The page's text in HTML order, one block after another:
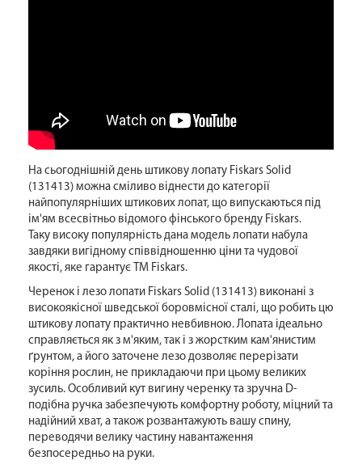
На сьогоднішній день штикову лопату Fiskars Solid
(131413) можна сміливо віднести до категорії
найпопулярніших штикових лопат, що випускаються під
ім'ям всесвітньо відомого фінського бренду Fiskars.
Таку високу популярність дана модель лопати набула
завдяки вигідному співвідношенню ціни та чудової
якості, яке гарантує ТМ Fiskars.
Черенок і лезо лопати Fiskars Solid (131413) виконані з
високоякісної шведської боровмісної сталі, що робить цю
штикову лопату практично невбивною. Лопата ідеально
справляється як з м'яким, так і з жорстким кам'янистим
ґрунтом, а його заточене лезо дозволяє перерізати
коріння рослин, не прикладаючи при цьому великих
зусиль. Особливий кут вигину черенку та зручна D-
подібна ручка забезпечують комфортну роботу, міцний та
надійний хват, а також розвантажують вашу спину,
переводячи велику частину навантаження
безпосередньо на руки.